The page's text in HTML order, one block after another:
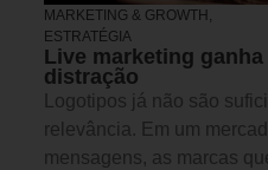
MARKETING & GROWTH ,
ESTRATÉGIA
Live marketing
distração
Logotipos já não são
relevância. Em um
mensagens, as marcas